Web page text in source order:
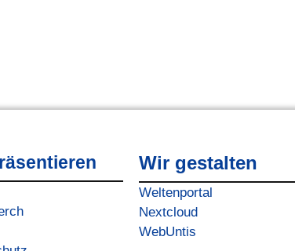
Wir gestalten
Weltenportal
Nextcloud
WebUntis